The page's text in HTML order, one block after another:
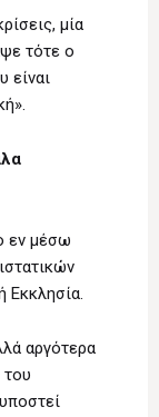
μία
τότε ο
είναι
εν μέσω
Εκκλησία.
αργότερα